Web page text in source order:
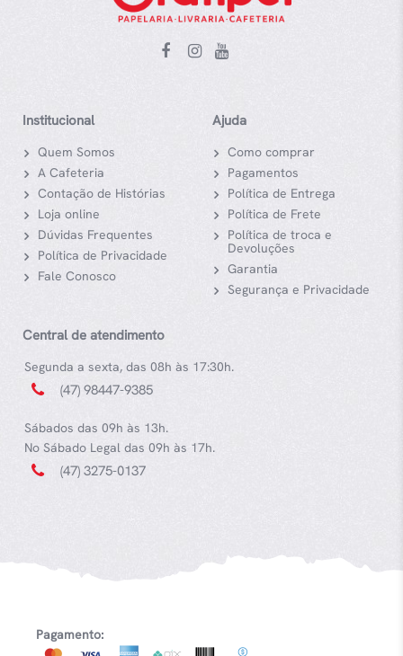
Institucional
Quem Somos
A Cafeteria
Contação de Histórias
Loja online
Dúvidas Frequentes
Política de Privacidade
Fale Conosco
Ajuda
Como comprar
Pagamentos
Política de Entrega
Política de Frete
Política de troca e
Devoluções
Garantia
Segurança e Privacidade
Central de atendimento
Segunda a sexta, das 08h às 17:30h.
(47) 98447-9385
Sábados das 09h às 13h.
No Sábado Legal das 09h às 17h.
(47) 3275-0137
Pagamento: